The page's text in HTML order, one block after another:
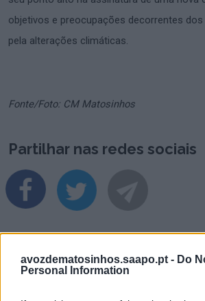
avozdematosinhos.saapo.pt - Do
Personal Information
objetivos e preocupações decorrentes
pela alterações climáticas.
Fonte/Foto: CM Matosinhos
Partilhar nas redes sociais